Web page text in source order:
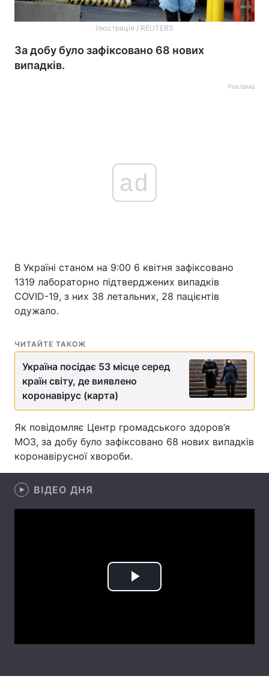
Головна Війна
Економіка Світ
Спорт Наука
Техно і зв'язок
Зброя Інциденти
Здоров'я
Цікавинки
Екологія Регіони
Послуги
Ілюстрація / REUTERS
За добу було зафіксовано 68 нових
випадків.
Реклама
ad
В Україні станом на 9:00 6 квітня зафіксовано
1319 лабораторно підтверджених випадків
COVID-19, з них 38 летальних, 28 пацієнтів
одужало.
ЧИТАЙТЕ ТАКОЖ
Україна посідає 53 місце серед
країн світу, де виявлено
коронавірус (карта)
Як повідомляє Центр громадського здоров’я
МОЗ, за добу було зафіксовано 68 нових випадків
коронавірусної хвороби.
ВІДЕО ДНЯ
Play